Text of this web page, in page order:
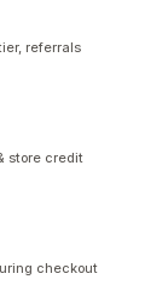
referrals
store credit
checkout